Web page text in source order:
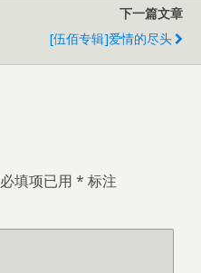
下一篇文章
[伍佰专辑]爱情的尽头
必填项已用 * 标注